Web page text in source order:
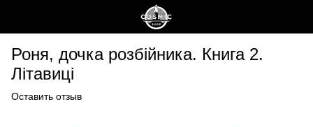
Роня, дочка розбійника. Книга 2.
Літавиці
Оставить отзыв